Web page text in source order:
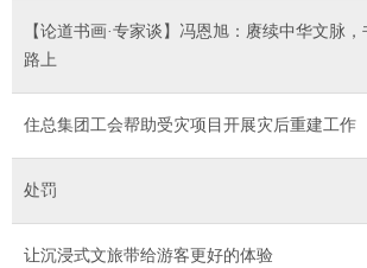
【论道书画·专家谈】冯恩旭：赓续中华文脉
路上
住总集团工会帮助受灾项目开展灾后重建工作
处罚
让沉浸式文旅带给游客更好的体验